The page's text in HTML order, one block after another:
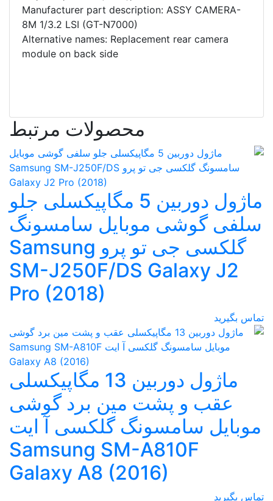
Manufacturer part description: ASSY CAMERA-
8M 1/3.2 LSI (GT-N7000)
Alternative names: Replacement rear camera
module on back side
محصولات مرتبط
ماژول دوربین 5 مگاپیکسلی جلو
سلفی گوشی موبایل سامسونگ
گلکسی جی تو پرو Samsung
SM-J250F/DS Galaxy J2
Pro (2018)
تماس بگیرید
ماژول دوربین 13 مگاپیکسلی
عقب و پشت مین برد گوشی
موبایل سامسونگ گلکسی آ ایت
Samsung SM-A810F
Galaxy A8 (2016)
تماس بگیرید